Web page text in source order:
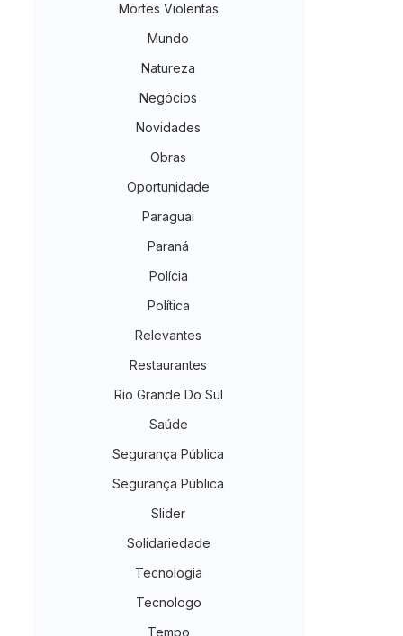
Mortes Violentas
Mundo
Natureza
Negócios
Novidades
Obras
Oportunidade
Paraguai
Paraná
Polícia
Política
Relevantes
Restaurantes
Rio Grande Do Sul
Saúde
Segurança Pública
Segurança Pública
Slider
Solidariedade
Tecnologia
Tecnologo
Tempo